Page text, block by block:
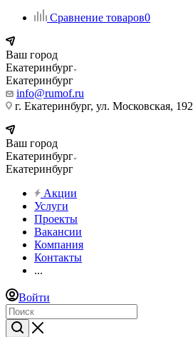
Сравнение товаров0
Ваш город
Екатеринбург
Екатеринбург
info@rumof.ru
г. Екатеринбург, ул. Московская, 192
Ваш город
Екатеринбург
Екатеринбург
Акции
Услуги
Проекты
Вакансии
Компания
Контакты
...
Войти